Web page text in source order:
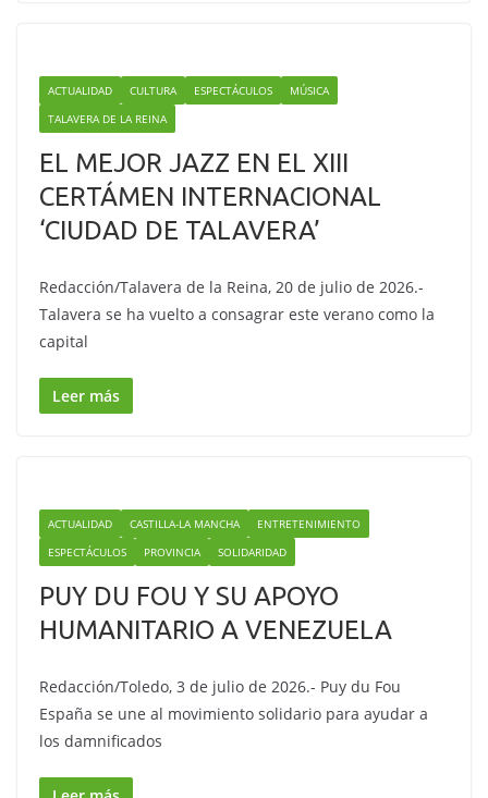
ACTUALIDAD CULTURA ESPECTÁCULOS
MÚSICA
TALAVERA DE LA REINA
EL MEJOR JAZZ EN EL XIII
CERTÁMEN INTERNACIONAL
‘CIUDAD DE TALAVERA’
Redacción/Talavera de la Reina, 20 de julio de 2026.-
Talavera se ha vuelto a consagrar este verano como la
capital
Leer más
ACTUALIDAD CASTILLA-LA MANCHA
ENTRETENIMIENTO
ESPECTÁCULOS
PROVINCIA SOLIDARIDAD
PUY DU FOU Y SU APOYO
HUMANITARIO A VENEZUELA
Redacción/Toledo, 3 de julio de 2026.- Puy du Fou
España se une al movimiento solidario para ayudar a
los damnificados